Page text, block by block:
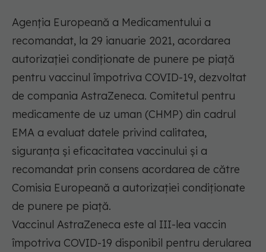
Agenția Europeană a Medicamentului a
recomandat, la 29 ianuarie 2021, acordarea
autorizației condiționate de punere pe piață
pentru vaccinul împotriva COVID-19, dezvoltat
de compania AstraZeneca. Comitetul pentru
medicamente de uz uman (CHMP) din cadrul
EMA a evaluat datele privind calitatea,
siguranța și eficacitatea vaccinului și a
recomandat prin consens acordarea de către
Comisia Europeană a autorizației condiționate
de punere pe piață.
Vaccinul AstraZeneca este al III-lea vaccin
împotriva COVID-19 disponibil pentru derularea